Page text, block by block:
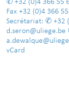
+32 (0)4 366 55
Fax +32 (0)4 366
Secrétariat:
+32
d.seron@uliege.be
vCard